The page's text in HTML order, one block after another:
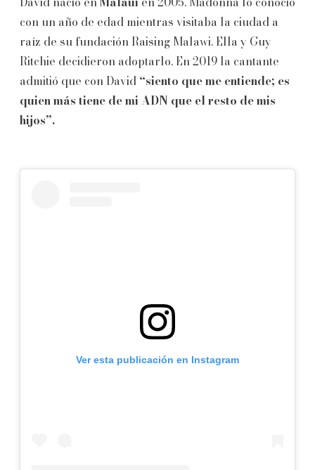
con un año de edad mientras visitaba la ciudad a
raíz de su fundación Raising Malawi. Ella y Guy
Ritchie decidieron adoptarlo. En 2019 la cantante
admitió que con David “siento que me entiende; es
quien más tiene de mi ADN que el resto de mis
hijos”.
Ver esta publicación en Instagram